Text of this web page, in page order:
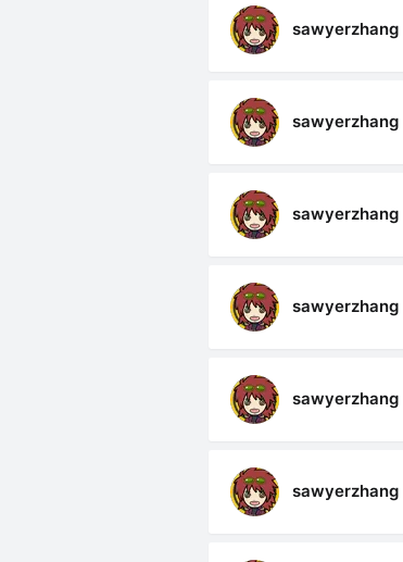
sawyerzhang
sawyerzhang
sawyerzhang
sawyerzhang
sawyerzhang
sawyerzhang